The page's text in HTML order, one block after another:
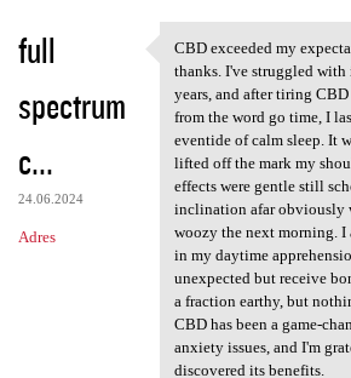
full
spectrum
c...
24.06.2024
Adres
CBD exceeded my
CBD exceeded my
thanks. I've struggled
years, and after tiring
from the word go time, I
eventide of calm sleep. It
lifted off the mark my
effects were gentle still
inclination afar obviously
woozy the next morning.
in my daytime
unexpected but receive
a fraction earthy, but
CBD has been a game-
anxiety issues, and I'm
discovered its benefits.